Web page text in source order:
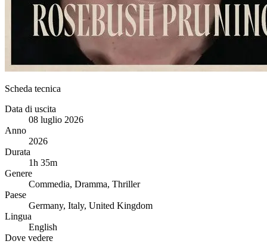
Scheda tecnica
Data di uscita
08 luglio 2026
Anno
2026
Durata
1h 35m
Genere
Commedia, Dramma, Thriller
Paese
Germany, Italy, United Kingdom
Lingua
English
Dove vedere